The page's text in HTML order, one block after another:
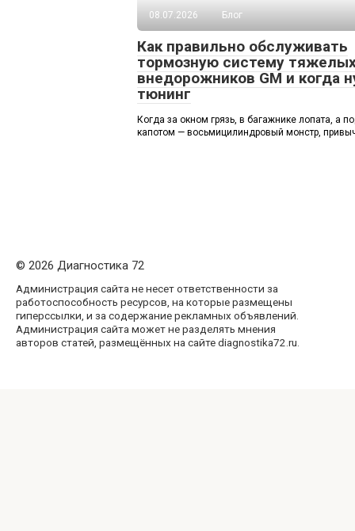
08.07.2026
Блог
Как правильно обслуживать
тормозную систему
внедорожников GM и когда
тюнинг
Когда за окном грязь, в багажнике лопата, а
капотом — восьмицилиндровый монстр,
© 2026 Диагностика 72
Администрация сайта не несет ответственности за
работоспособность ресурсов, на которые размещены
гиперссылки, и за содержание рекламных объявлений.
Администрация сайта может не разделять мнения
авторов статей, размещённых на сайте diagnostika72.ru.